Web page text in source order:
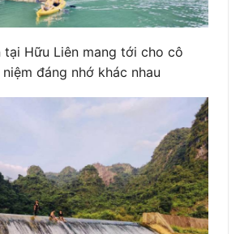
tại Hữu Liên mang tới cho cô
đáng nhớ khác nhau